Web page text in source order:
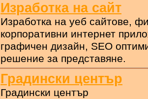
Изработка на сайт
Изработка на уеб сайтове,
корпоративни интернет
графичен дизайн, SEO
решение за представяне.
Градински център
Градински център